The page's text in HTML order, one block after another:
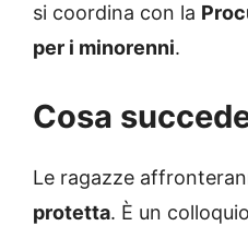
si coordina con la
per i minorenni.
Cosa
Le ragazze
protetta. È un